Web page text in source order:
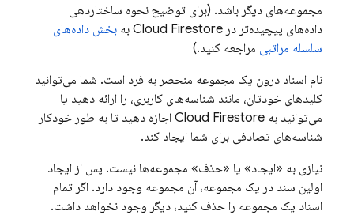
مجموعه‌های دیگر باشد. (برای توضیح نحوه ساختاردهی
داده‌های پیچیده‌تر در Cloud Firestore به بخش داده‌های
سلسله مراتبی مراجعه کنید.)
نام اسناد درون یک مجموعه منحصر به فرد است. شما می‌توانید
کلیدهای خودتان، مانند شناسه‌های کاربری، را ارائه دهید یا
می‌توانید به Cloud Firestore اجازه دهید تا به طور خودکار
شناسه‌های تصادفی برای شما ایجاد کند.
نیازی به «ایجاد» یا «حذف» مجموعه‌ها نیست. پس از ایجاد
اولین سند در یک مجموعه، آن مجموعه وجود دارد. اگر تمام
اسناد یک مجموعه را حذف کنید، دیگر وجود نخواهد داشت.